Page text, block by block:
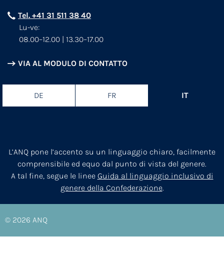
Tel. +41 31 511 38 40
Lu-ve:
08.00–12.00 | 13.30–17.00
VIA AL MODULO DI CONTATTO
DE FR IT
L’ANQ pone l’accento su un linguaggio chiaro, facilmente
comprensibile ed equo dal punto di vista del genere.
A tal fine, segue le linee Guida al linguaggio inclusivo di
genere della Confederazione.
© 2026 ANQ